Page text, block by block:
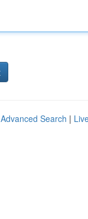
Advanced Search |